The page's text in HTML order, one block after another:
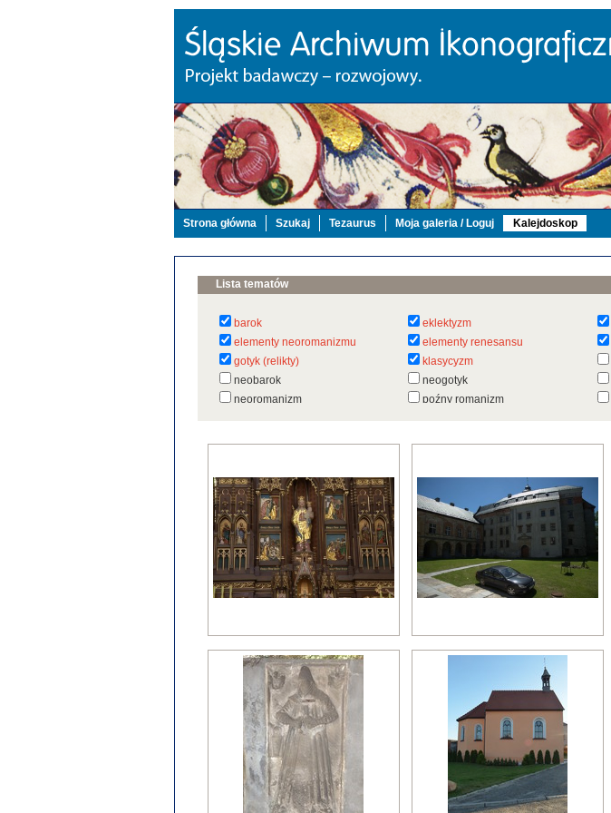
Strona główna Szukaj Tezaurus Moja galeria / Loguj Kalejdoskop
Lista tematów
barok eklektyzm
elementy neoromanizmu
elementy renesansu
gotyk (relikty)
klasycyzm
neobarok
neogotyk
neoromanizm
poźny romanizm
wczesny barok
wczesny gotyk